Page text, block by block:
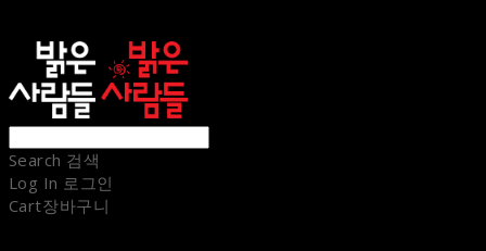
Search 검색
Log In 로그인
Cart장바구니